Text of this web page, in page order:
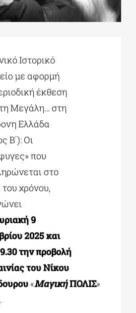
Ιστορικό
με αφορμή
έκθεση
Μεγάλη… στη
Ελλάδα
Β΄): Οι
που
στο
χρόνου,
9
2025και
την προβολή
του Νίκου
«ΜαγικήΠΟΛΙΣ»